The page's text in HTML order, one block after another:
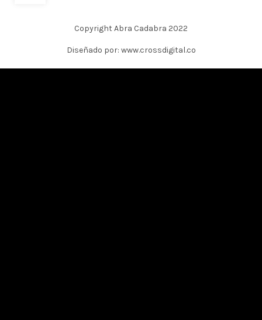
Copyright Abra Cadabra 2022
Diseñado por: www.crossdigital.co